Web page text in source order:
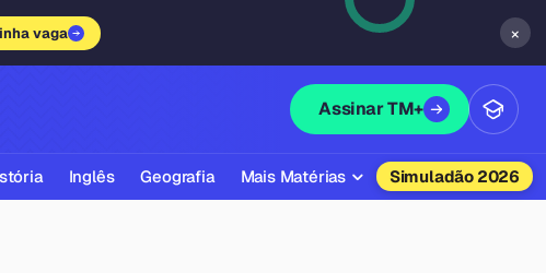
vaga ×
Assinar TM+
Inglês Geografia Mais Matérias Simuladão 2026